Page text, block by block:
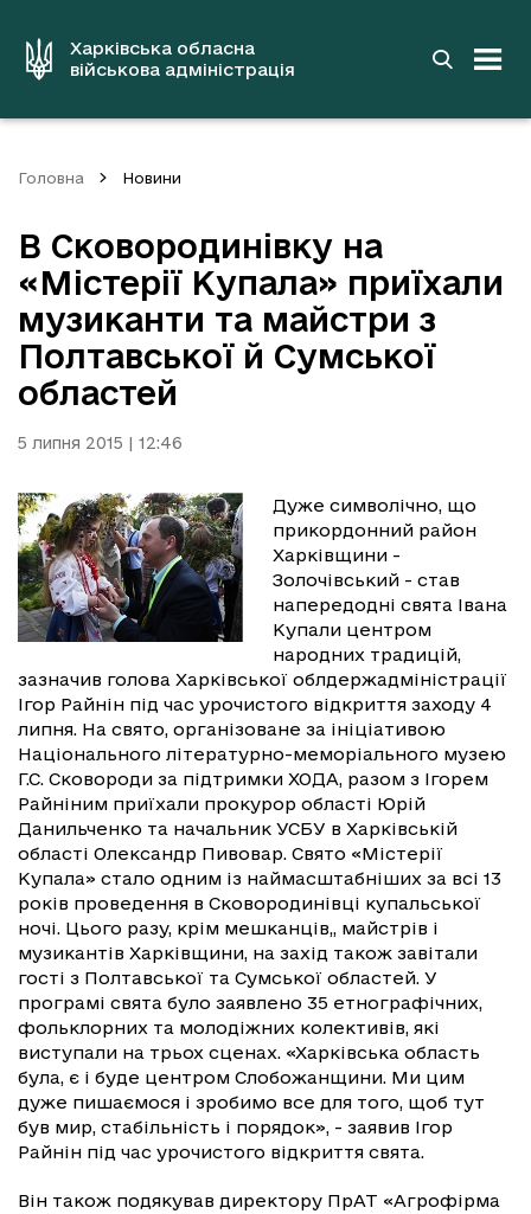
вмістуХарківська обласна
військова адміністрація
Головна Новини
В Сковородинівку на
«Містерії Купала» приїхали
музиканти та майстри з
Полтавської й Сумської
областей
5 липня 2015 | 12:46
Дуже символічно, що
прикордонний район
Харківщини -
Золочівський - став
напередодні свята Івана
Купали центром
народних традицій,
зазначив голова Харківської облдержадміністрації
Ігор Райнін під час урочистого відкриття заходу 4
липня. На свято, організоване за ініціативою
Національного літературно-меморіального музею
Г.С. Сковороди за підтримки ХОДА, разом з Ігорем
Райніним приїхали прокурор області Юрій
Данильченко та начальник УСБУ в Харківській
області Олександр Пивовар. Свято «Містерії
Купала» стало одним із наймасштабніших за всі 13
років проведення в Сковородинівці купальської
ночі. Цього разу, крім мешканців,, майстрів і
музикантів Харківщини, на захід також завітали
гості з Полтавської та Сумської областей. У
програмі свята було заявлено 35 етнографічних,
фольклорних та молодіжних колективів, які
виступали на трьох сценах. «Харківська область
була, є і буде центром Слобожанщини. Ми цим
дуже пишаємося і зробимо все для того, щоб тут
був мир, стабільність і порядок», - заявив Ігор
Райнін під час урочистого відкриття свята.
Він також подякував директору ПрАТ «Агрофірма